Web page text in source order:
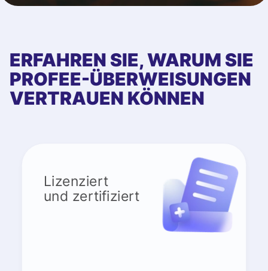
ERFAHREN SIE, WARUM SIE
PROFEE-ÜBERWEISUNGEN
VERTRAUEN KÖNNEN
Lizenziert
und zertifiziert